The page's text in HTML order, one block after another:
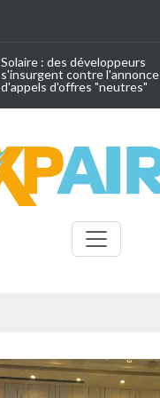
Solaire : des développeurs
s'insurgent contre l'annonce
d'appels d'offres "neutres"